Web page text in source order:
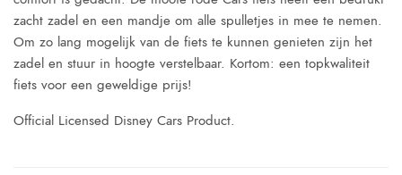
zacht zadel en een mandje om alle spulletjes in mee te nemen.
Om zo lang mogelijk van de fiets te kunnen genieten zijn het
zadel en stuur in hoogte verstelbaar. Kortom: een topkwaliteit
fiets voor een geweldige prijs!
Official Licensed Disney Cars Product.